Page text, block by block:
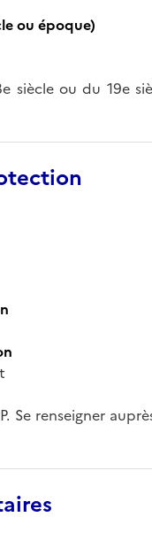
ou époque)
siècle ou du 19e
Se renseigner